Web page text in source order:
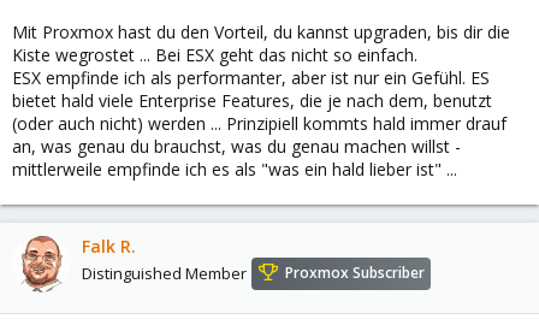
Mit Proxmox hast du den Vorteil, du kannst upgraden, bis dir die
Kiste wegrostet ... Bei ESX geht das nicht so einfach.
ESX empfinde ich als performanter, aber ist nur ein Gefühl. ES
bietet hald viele Enterprise Features, die je nach dem, benutzt
(oder auch nicht) werden ... Prinzipiell kommts hald immer drauf
an, was genau du brauchst, was du genau machen willst -
mittlerweile empfinde ich es als "was ein hald lieber ist" ...
Falk R.
Distinguished Member Proxmox Subscriber